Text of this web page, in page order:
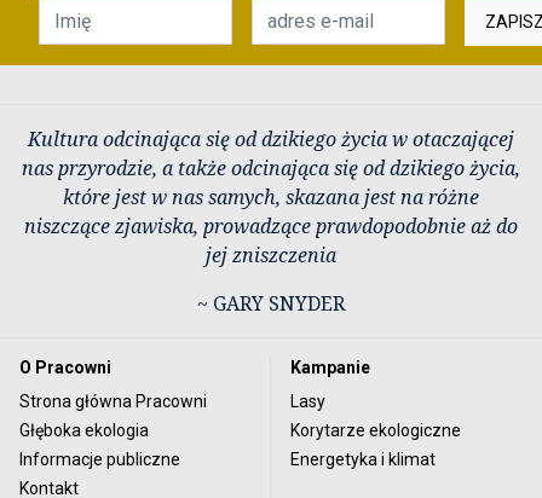
Kultura odcinająca się od dzikiego życia w otaczającej
nas przyrodzie, a także odcinająca się od dzikiego życia,
które jest w nas samych, skazana jest na różne
niszczące zjawiska, prowadzące prawdopodobnie aż do
jej zniszczenia
~ GARY SNYDER
O Pracowni
Strona główna Pracowni
Głęboka ekologia
Informacje publiczne
Kontakt
Kampanie
Lasy
Korytarze ekologiczne
Energetyka i klimat